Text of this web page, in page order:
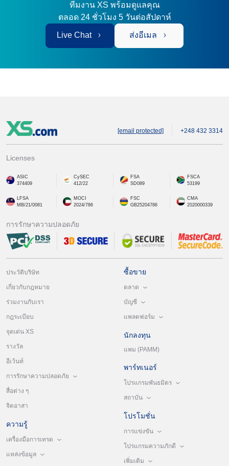
ทีมงาน XS พร้อมดูแลคุณ
ตลอด 24 ชั่วโมง 5 วันต่อสัปดาห์
Live Chat ส่งอีเมล
[email protected] +248 432 3314
Licenses
ASIC
374409
CySEC
412/22
FSA
SD089
FSCA
53199
LFSA
MB/21/0081
MOCI
2024/786
FSC
GB25204786
CMA
2020000339
การรักษาความปลอดภัย
ประวัติบริษัท
เกี่ยวกับกฎหมาย
ร่วมงานกับเรา
กฎระเบียบ
จุดเด่น XS
รางวัล
อีเว้นท์
การรักษาความปลอดภัย
สื่อต่าง ๆ
จิตอาสา
ความรู้
เครื่องมือการเทรด
แหล่งข้อมูล
ซื้อขาย
ตลาด
บัญชี
แพลตฟอร์ม
นักลงทุน
แพม (PAMM)
พาร์ทเนอร์
โปรแกรมพันธมิตร
สถาบัน
โปรโมชั่น
การแข่งขัน
โปรแกรมความภักดี
เพิ่มเติม